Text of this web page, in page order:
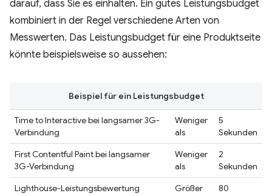
darauf, dass Sie es einhalten. Ein gutes Leistungsbudget
kombiniert in der Regel verschiedene Arten von
Messwerten. Das Leistungsbudget für eine Produktseite
könnte beispielsweise so aussehen:
Time to Interactive bei langsamer 3G-
Verbindung
Weniger
als
5
Sekunden
First Contentful Paint bei langsamer
3G-Verbindung
Weniger
als
2
Sekunden
Lighthouse-Leistungsbewertung
Größer
80
Beispiel für ein Leistungsbudget